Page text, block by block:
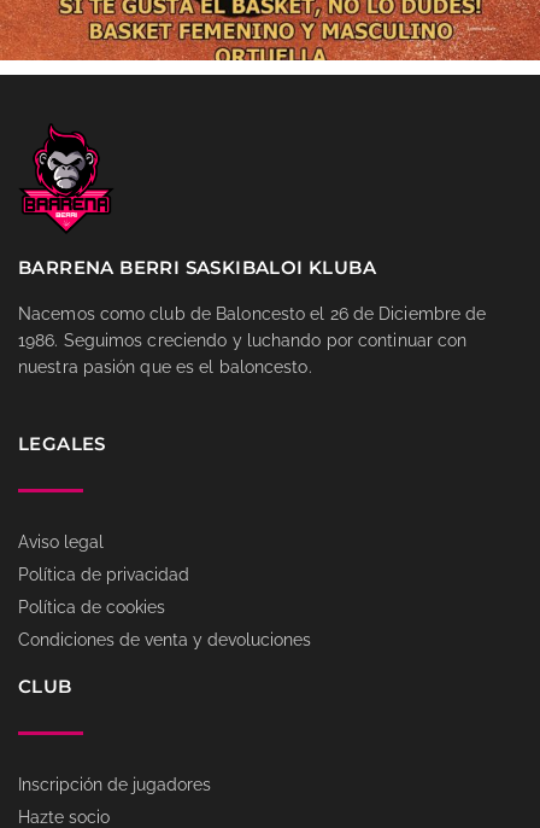
BARRENA BERRI SASKIBALOI KLUBA
Nacemos como club de Baloncesto el 26 de Diciembre de
1986. Seguimos creciendo y luchando por continuar con
nuestra pasión que es el baloncesto.
LEGALES
Aviso legal
Política de privacidad
Política de cookies
Condiciones de venta y devoluciones
CLUB
Inscripción de jugadores
Hazte socio